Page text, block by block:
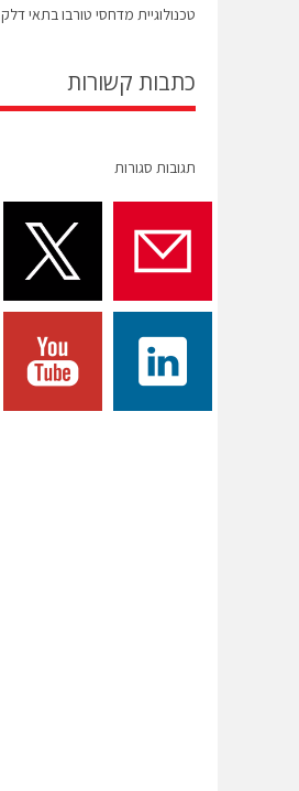
טכנולוגיית מדחסי טורבו בתאי דלק
כתבות קשורות
תגובות סגורות